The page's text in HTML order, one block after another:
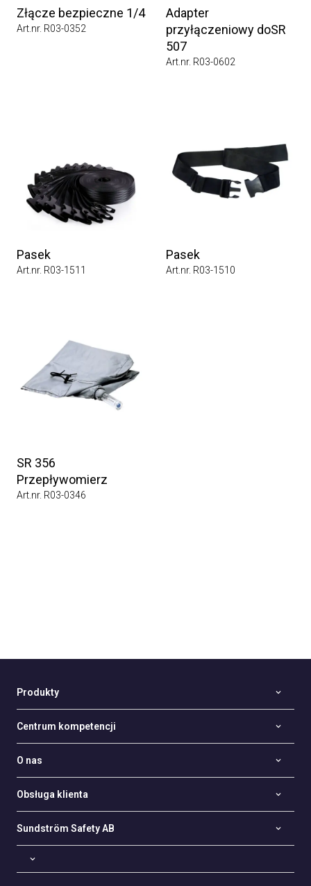
Złącze bezpieczne 1/4
Art.nr. R03-0352
Adapter
przyłączeniowy doSR
507
Art.nr. R03-0602
Pasek
Art.nr. R03-1511
Pasek
Art.nr. R03-1510
SR 356
Przepływomierz
Art.nr. R03-0346
Produkty
Centrum kompetencji
O nas
Obsługa klienta
Sundström Safety AB